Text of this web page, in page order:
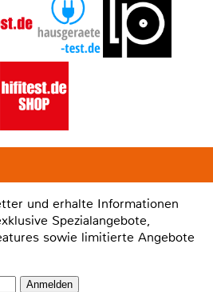
und erhalte Informationen
Spezialangebote,
sowie limitierte Angebote